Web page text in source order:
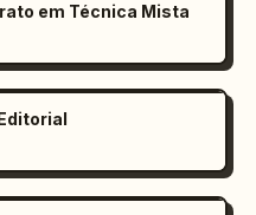
em Técnica Mista